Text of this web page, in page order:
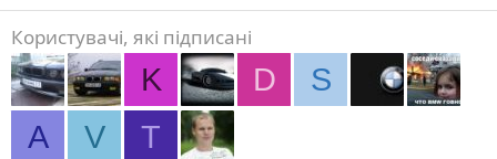
Користувачі, які підписані
K D
S
A
V Т